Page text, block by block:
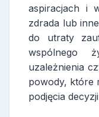
aspiracjach i
zdrada lub
do utraty
wspólnego
uzależnienia
powody, które
podjęcia